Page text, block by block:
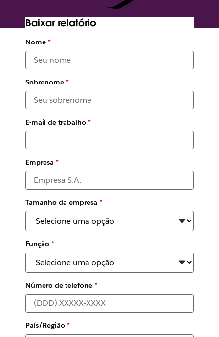
Slack was built for enterprise
with customers in mind
it means to be built for the enterprise—and why it matters
Baixar relatório
Nome*
Sobrenome*
E-mail de trabalho*
Empresa *
Tamanho da empresa *
Função*
Número de telefone*
País/Região*